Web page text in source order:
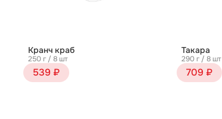
Кранч краб
250 г / 8 шт
539 ₽
Такара
290 г / 8 шт
709 ₽